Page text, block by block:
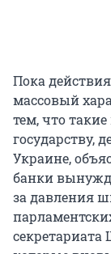
Пока
массовый
тем, что
государству,
Украине,
банки
за давления
секретариата